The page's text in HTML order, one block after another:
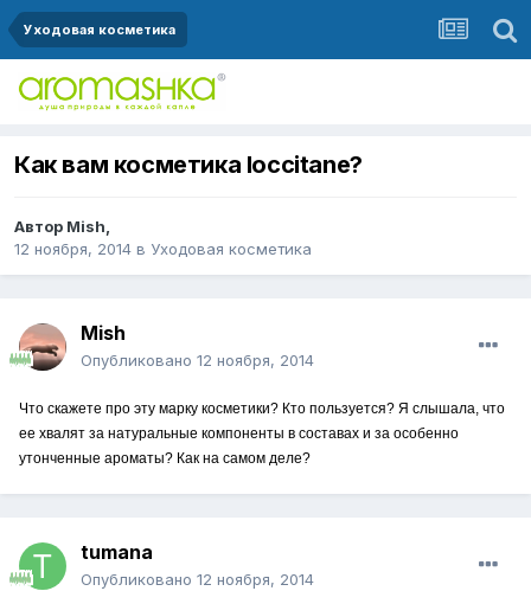
Уходовая косметика
Как вам косметика loccitane?
Автор Mish,
12 ноября, 2014 в Уходовая косметика
Mish
Опубликовано 12 ноября, 2014
Что скажете про эту марку косметики? Кто пользуется? Я слышала, что
ее хвалят за натуральные компоненты в составах и за особенно
утонченные ароматы? Как на самом деле?
tumana
Опубликовано 12 ноября, 2014